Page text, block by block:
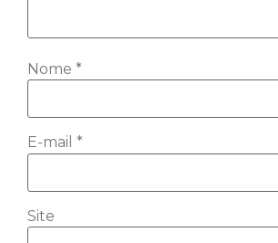
Nome *
E-mail *
Site